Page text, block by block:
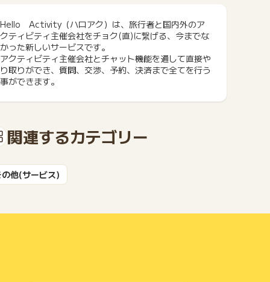
Hello Activity（ハロアク）は、旅行者と国内外のア
クティビティ主催会社をチョク(直)に繋げる、今までな
かった新しいサービスです。
アクティビティ主催会社とチャット機能を通して直接や
り取りができ、質問、交渉、予約、決済まで全てを行う
事ができます。
関連するカテゴリー
他(サービス)